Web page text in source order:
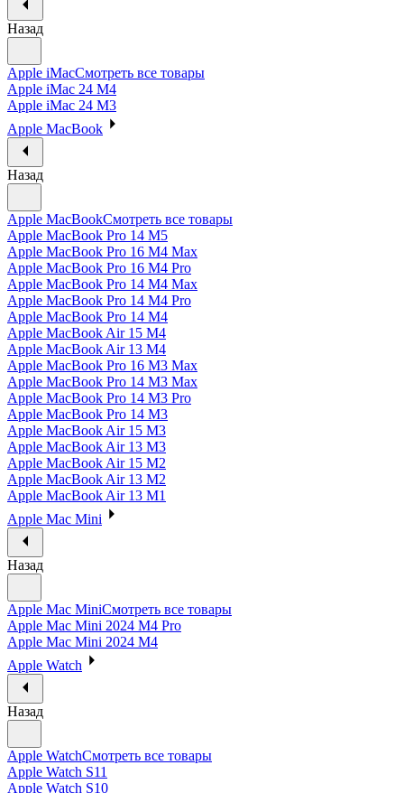
Назад
Apple iMacСмотреть все товары
Apple iMac 24 M4
Apple iMac 24 M3
Apple MacBook
Назад
Apple MacBookСмотреть все товары
Apple MacBook Pro 14 M5
Apple MacBook Pro 16 M4 Max
Apple MacBook Pro 16 M4 Pro
Apple MacBook Pro 14 M4 Max
Apple MacBook Pro 14 M4 Pro
Apple MacBook Pro 14 M4
Apple MacBook Air 15 M4
Apple MacBook Air 13 M4
Apple MacBook Pro 16 M3 Max
Apple MacBook Pro 14 M3 Max
Apple MacBook Pro 14 M3 Pro
Apple MacBook Pro 14 M3
Apple MacBook Air 15 M3
Apple MacBook Air 13 M3
Apple MacBook Air 15 M2
Apple MacBook Air 13 M2
Apple MacBook Air 13 M1
Apple Mac Mini
Назад
Apple Mac MiniСмотреть все товары
Apple Mac Mini 2024 M4 Pro
Apple Mac Mini 2024 M4
Apple Watch
Назад
Apple WatchСмотреть все товары
Apple Watch S11
Apple Watch S10